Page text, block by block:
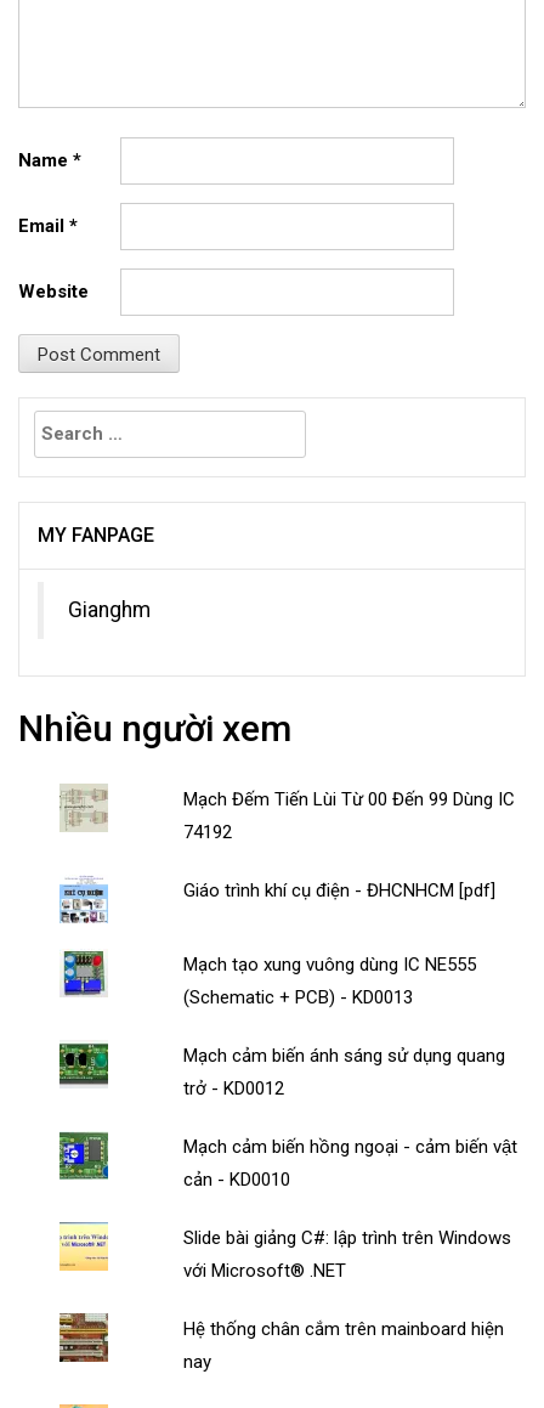
Name *
Email *
Website
Search
for:
MY FANPAGE
Gianghm
Nhiều người xem
Mạch Đếm Tiến Lùi Từ 00 Đến 99 Dùng IC
74192
Giáo trình khí cụ điện - ĐHCNHCM [pdf]
Mạch tạo xung vuông dùng IC NE555
(Schematic + PCB) - KD0013
Mạch cảm biến ánh sáng sử dụng quang
trở - KD0012
Mạch cảm biến hồng ngoại - cảm biến vật
cản - KD0010
Slide bài giảng C#: lập trình trên Windows
với Microsoft® .NET
Hệ thống chân cắm trên mainboard hiện
nay